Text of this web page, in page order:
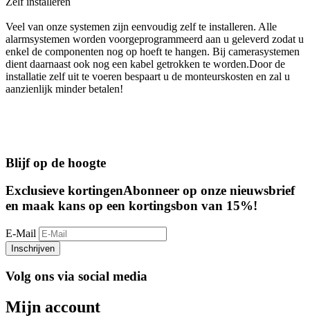
Veel van onze systemen zijn eenvoudig zelf te installeren. Alle
alarmsystemen worden voorgeprogrammeerd aan u geleverd zodat u
enkel de componenten nog op hoeft te hangen. Bij camerasystemen
dient daarnaast ook nog een kabel getrokken te worden.Door de
installatie zelf uit te voeren bespaart u de monteurskosten en zal u
aanzienlijk minder betalen!
Blijf op de hoogte
Exclusieve kortingenAbonneer op onze nieuwsbrief
en maak kans op een kortingsbon van 15%!
E-Mail
Inschrijven
Volg ons via social media
Mijn account